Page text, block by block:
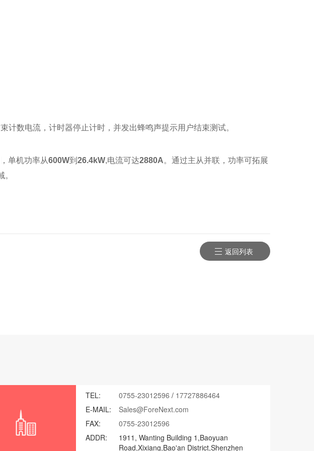
数电流，计时器停止计时，并发出蜂鸣声提示用户结束测试。
，单机功率从600W到 26.4kW,电流可达2880A。通过主从并联，功率可拓展
返回列表
TEL: 0755-23012596 / 17727886464
E-MAIL:
Sales@ForeNext.com
FAX:
0755-23012596
ADDR:
1911, Wanting Building 1,Baoyuan
Road,Xixiang,Bao'an District,Shenzhen